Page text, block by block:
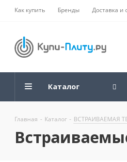
Как купить Бренды Доставка и
Каталог
Главная - Каталог - ВСТРАИВАЕМАЯ